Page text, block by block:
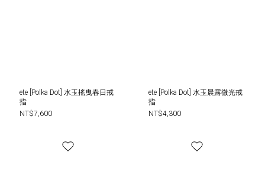
ete [Polka Dot] 水玉搖曳春日戒
指
NT$7,600
ete [Polka Dot] 水玉晨露微光戒
指
NT$4,300